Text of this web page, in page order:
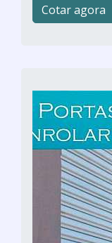
Cotar agora